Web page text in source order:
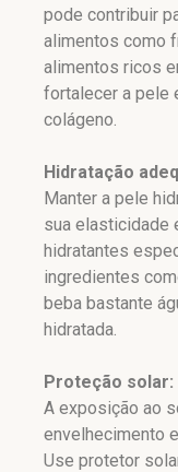
pode contribuir
alimentos como
alimentos ricos
fortalecer a pele
colágeno.
Hidratação
Manter a pele
sua elasticidade
hidratantes
ingredientes
beba bastante
hidratada.
Proteção solar:
A exposição ao
envelhecimento
Use protetor